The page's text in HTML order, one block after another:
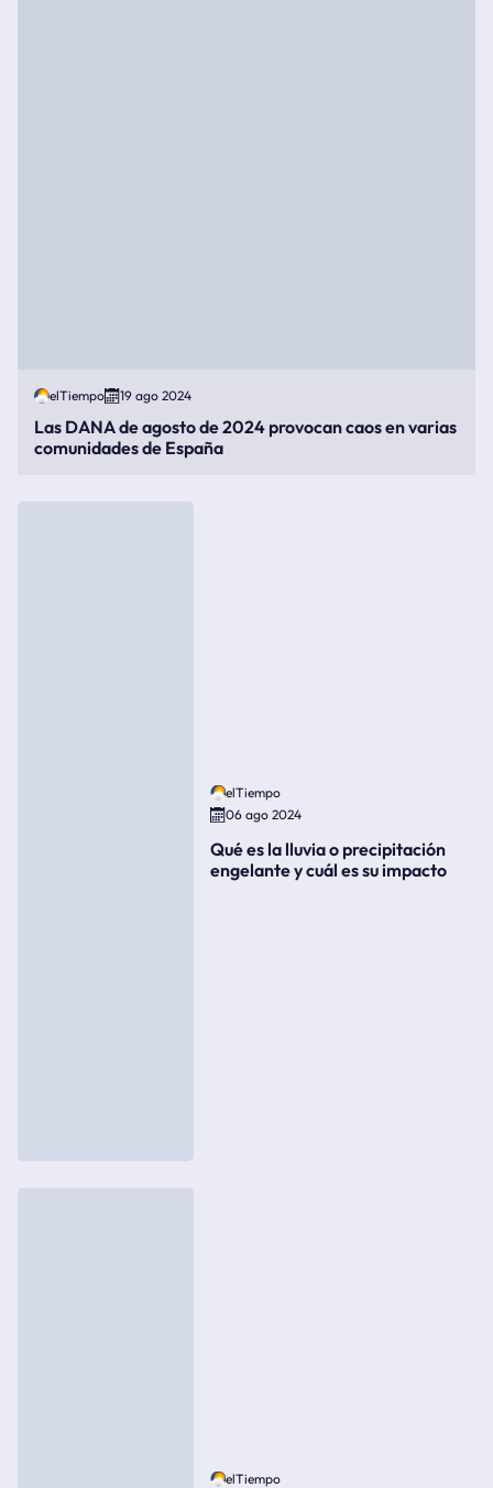
elTiempo 19 ago 2024
Las DANA de agosto de 2024 provocan caos en varias
comunidades de España
elTiempo
06 ago 2024
Qué es la lluvia o precipitación
engelante y cuál es su impacto
elTiempo